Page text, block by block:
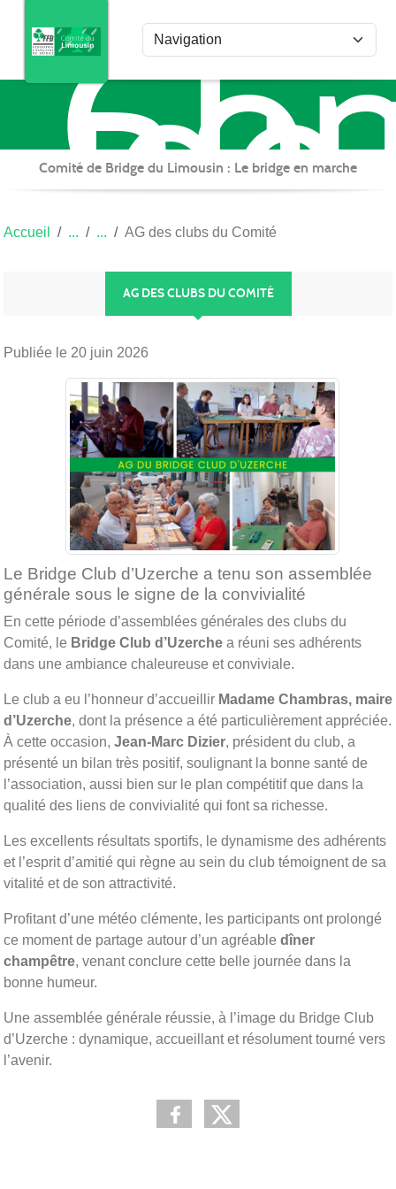
de
du
Comité de Bridge du Limousin : Le bridge en marche
Accueil AG des clubs du Comité
AG DES CLUBS DU COMITÉ
Publiée le 20 juin 2026
Le Bridge Club d’Uzerche a tenu son assemblée
générale sous le signe de la convivialité
En cette période d’assemblées générales des clubs du
Comité, le Bridge Club d’Uzerche a réuni ses adhérents
dans une ambiance chaleureuse et conviviale.
Le club a eu l’honneur d’accueillir Madame Chambras, maire
d’Uzerche, dont la présence a été particulièrement appréciée.
À cette occasion, Jean-Marc Dizier, président du club, a
présenté un bilan très positif, soulignant la bonne santé de
l’association, aussi bien sur le plan compétitif que dans la
qualité des liens de convivialité qui font sa richesse.
Les excellents résultats sportifs, le dynamisme des adhérents
et l’esprit d’amitié qui règne au sein du club témoignent de sa
vitalité et de son attractivité.
Profitant d’une météo clémente, les participants ont prolongé
ce moment de partage autour d’un agréable dîner
champêtre, venant conclure cette belle journée dans la
bonne humeur.
Une assemblée générale réussie, à l’image du Bridge Club
d’Uzerche : dynamique, accueillant et résolument tourné vers
l’avenir.